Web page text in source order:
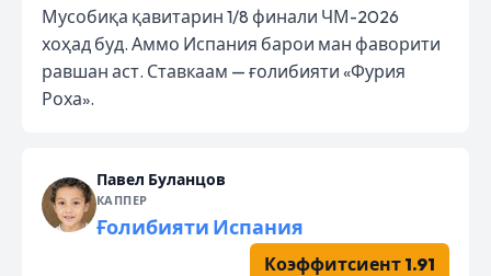
Мусобиқа қавитарин 1/8 финали ЧМ-2026
хоҳад буд. Аммо Испания барои ман фаворити
равшан аст. Ставкаам — ғолибияти «Фурия
Роха».
Павел Буланцов
КАППЕР
Ғолибияти Испания
Коэффитсиент 1.91